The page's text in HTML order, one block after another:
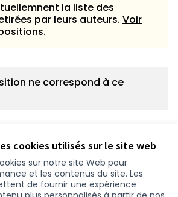
cookies utilisés sur le site web
sur notre site Web pour
et les contenus du site. Les
de fournir une expérience
la liste des
par leurs auteurs. Voir
.
ne correspond à ce